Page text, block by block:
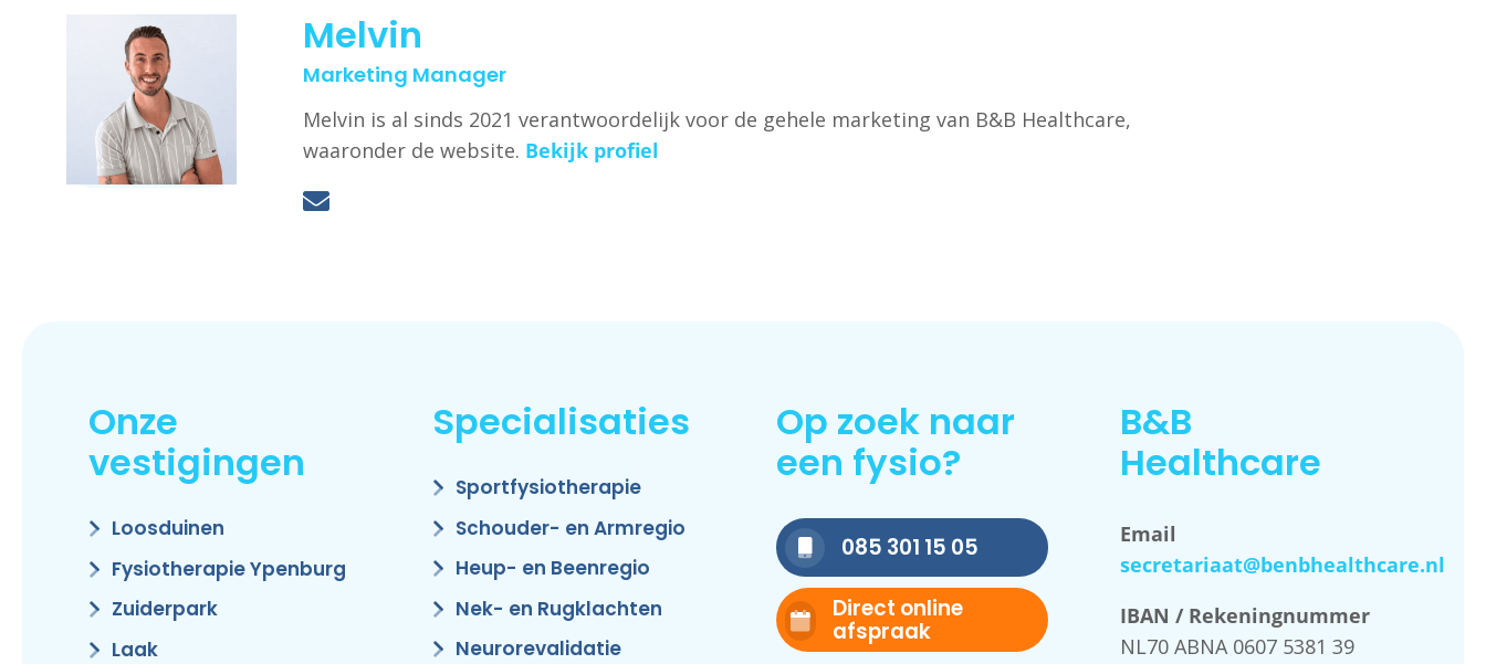
Melvin
Marketing Manager
Melvin is al sinds 2021 verantwoordelijk voor de gehele marketing van B&B Healthcare,
waaronder de website. Bekijk profiel
Onze
vestigingen
Loosduinen
Fysiotherapie Ypenburg
Zuiderpark
Laak
Specialisaties
Sportfysiotherapie
Schouder- en Armregio
Heup- en Beenregio
Nek- en Rugklachten
Neurorevalidatie
Op zoek naar
een fysio?
085 301 15 05
Direct online
afspraak
B&B
Healthcare
Email
secretariaat@benbhealthcare.nl
IBAN / Rekeningnummer
NL70 ABNA 0607 5381 39